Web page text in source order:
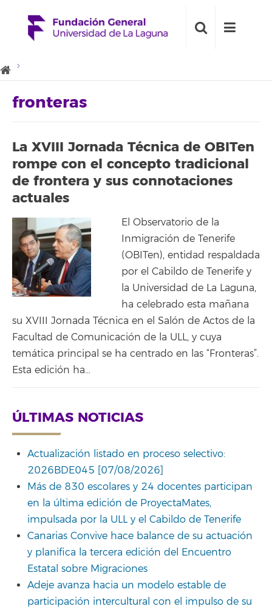
fronteras
La XVIII Jornada Técnica de OBITen
rompe con el concepto tradicional
de frontera y sus connotaciones
actuales
El Observatorio de la
Inmigración de Tenerife
(OBITen), entidad respaldada
por el Cabildo de Tenerife y
la Universidad de La Laguna,
ha celebrado esta mañana
su XVIII Jornada Técnica en el Salón de Actos de la
Facultad de Comunicación de la ULL, y cuya
temática principal se ha centrado en las “Fronteras”.
Esta edición ha…
ÚLTIMAS NOTICIAS
Actualización listado en proceso selectivo:
2026BDE045 [07/08/2026]
Más de 830 escolares y 24 docentes participan
en la última edición de ProyectaMates,
impulsada por la ULL y el Cabildo de Tenerife
Canarias Convive hace balance de su actuación
y planifica la tercera edición del Encuentro
Estatal sobre Migraciones
Adeje avanza hacia un modelo estable de
participación intercultural con el impulso de su